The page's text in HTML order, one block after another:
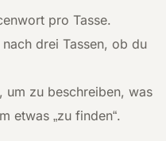
pro Tasse.
drei Tassen, ob du
um zu beschreiben, was
etwas „zu finden“.